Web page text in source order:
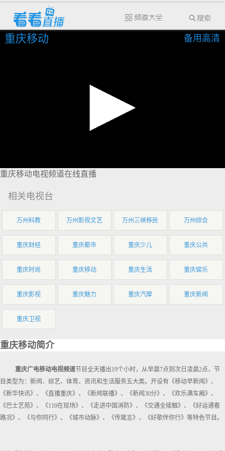
重庆移动 备用高清
重庆移动电视频道在线直播
相关电视台
万州科教 万州影视文艺 万州三峡移民 万州综合
重庆财经 重庆都市 重庆少儿 重庆公共
重庆时尚 重庆移动 重庆生活 重庆娱乐
重庆影视 重庆魅力 重庆汽摩 重庆新闻
重庆卫视
重庆移动简介
重庆广电移动电视频道节目全天播出19个小时，从早晨7点到次日凌晨2点，节
目类型为：新闻、综艺、体育、资讯和生活服务五大类。开设有《移动早新闻》、
《新华快讯》、《直播重庆》、《新闻联播》、《新闻30分》、《欢乐满车厢》、
《巴士艺苑》、《110在现场》、《走进中国消防》、《交通全接触》、《好运通看
路况》、《与你同行》、《城市动脉》、《传箴言》、《好歌伴你行》等特色节目。